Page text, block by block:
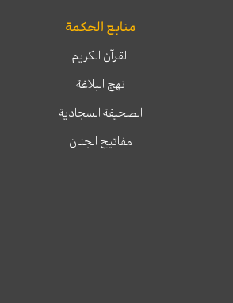
منابع الحكمة
القرآن الكريم
نهج البلاغة
الصحيفة السجادية
مفاتيح الجنان